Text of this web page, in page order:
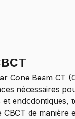
Cone Beam CT
nécessaires
endodontiques,
de manière